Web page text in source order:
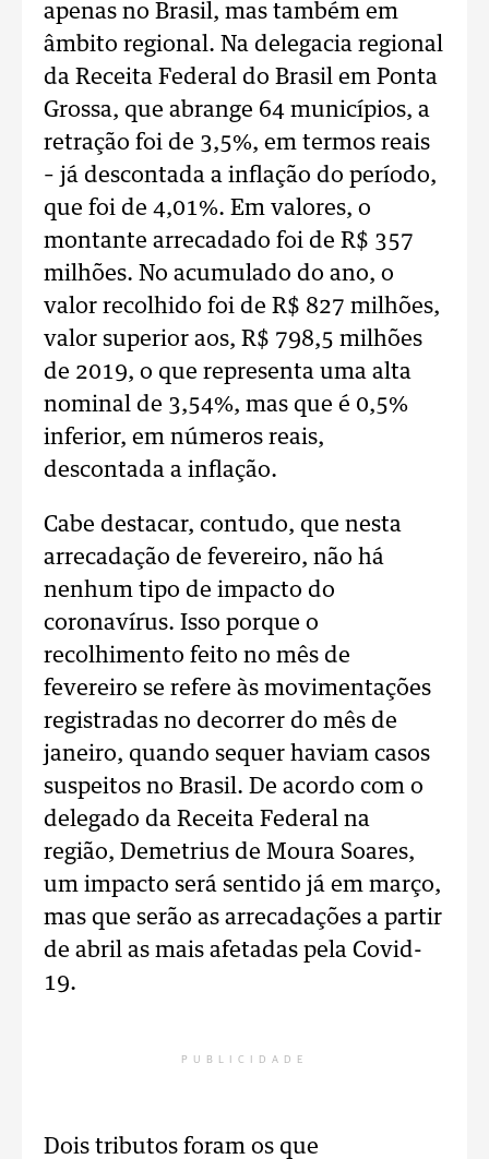
apenas no Brasil, mas também em
âmbito regional. Na delegacia regional
da Receita Federal do Brasil em Ponta
Grossa, que abrange 64 municípios, a
retração foi de 3,5%, em termos reais
– já descontada a inflação do período,
que foi de 4,01%. Em valores, o
montante arrecadado foi de R$ 357
milhões. No acumulado do ano, o
valor recolhido foi de R$ 827 milhões,
valor superior aos, R$ 798,5 milhões
de 2019, o que representa uma alta
nominal de 3,54%, mas que é 0,5%
inferior, em números reais,
descontada a inflação.
Cabe destacar, contudo, que nesta
arrecadação de fevereiro, não há
nenhum tipo de impacto do
coronavírus. Isso porque o
recolhimento feito no mês de
fevereiro se refere às movimentações
registradas no decorrer do mês de
janeiro, quando sequer haviam casos
suspeitos no Brasil. De acordo com o
delegado da Receita Federal na
região, Demetrius de Moura Soares,
um impacto será sentido já em março,
mas que serão as arrecadações a partir
de abril as mais afetadas pela Covid-
19.
PUBLICIDADE
Dois tributos foram os que